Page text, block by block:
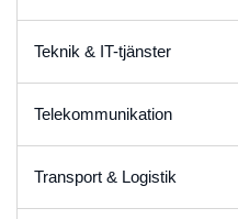
Teknik & IT-tjänster
Telekommunikation
Transport & Logistik